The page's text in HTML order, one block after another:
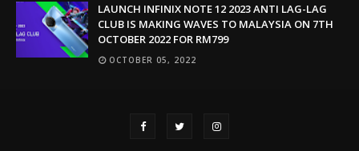
LAUNCH INFINIX NOTE 12 2023 ANTI LAG-LAG
CLUB IS MAKING WAVES TO MALAYSIA ON 7TH
OCTOBER 2022 FOR RM799
OCTOBER 05, 2022